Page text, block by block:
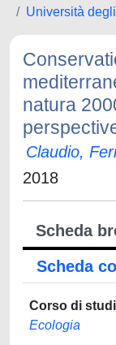
Università
natura
Claudio,
2018
Scheda
Scheda
Corso di
Ecologia